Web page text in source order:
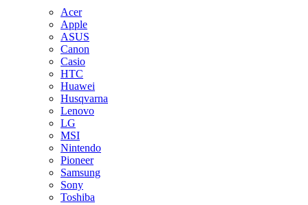
Acer
Apple
ASUS
Canon
Casio
HTC
Huawei
Husqvarna
Lenovo
LG
MSI
Nintendo
Pioneer
Samsung
Sony
Toshiba